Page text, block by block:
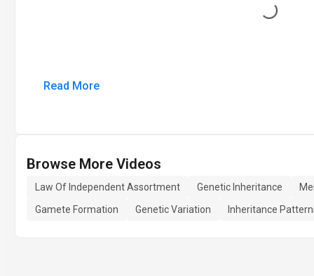
Loading...
Read More
Browse More Videos
Law Of Independent Assortment Genetic Inheritance
Gamete Formation
Genetic Variation Inheritance